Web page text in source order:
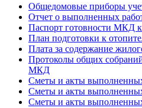
Общедомовые приборы
Отчет о выполненных
Паспорт готовности МКД
План подготовки к
Плата за содержание
Протоколы общих
МКД
Сметы и акты
Сметы и акты
Сметы и акты